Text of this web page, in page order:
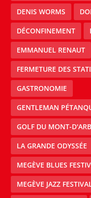
DENIS WORMS
DÉCONFINEMENT
EMMANUEL RENAUT
FERMETURE DES
GASTRONOMIE
GENTLEMAN
GOLF DU MONT-
LA GRANDE ODYSSÉE
MEGÈVE BLUES
MEGÈVE JAZZ